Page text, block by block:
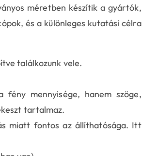
méretben készítik a gyártók,
és a különleges kutatási célra
találkozunk vele.
mennyisége, hanem szöge,
tartalmaz.
miatt fontos az állíthatósága. Itt